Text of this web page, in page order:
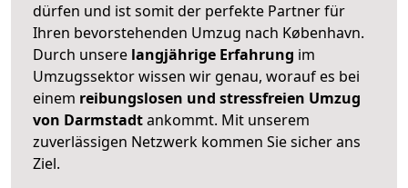
dürfen und ist somit der perfekte Partner für
Ihren bevorstehenden Umzug nach København.
Durch unsere langjährige Erfahrung im
Umzugssektor wissen wir genau, worauf es bei
einem reibungslosen und stressfreien Umzug
von Darmstadtankommt. Mit unserem
zuverlässigen Netzwerk kommen Sie sicher ans
Ziel.